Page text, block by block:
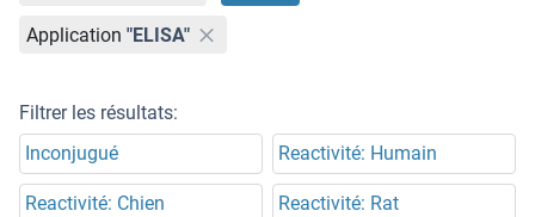
Application "ELISA"
Filtrer les résultats:
Inconjugué
Reactivité: Humain
Reactivité: Chien Reactivité: Rat